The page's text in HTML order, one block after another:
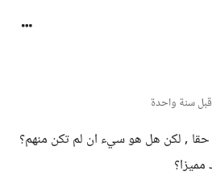
قبل سنة واحدة
حقا , لكن هل هو سيء ان لم تكن منهم؟